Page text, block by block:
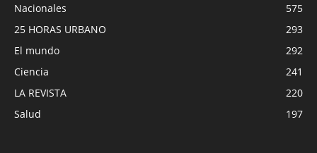
Nacionales
575
25 HORAS URBANO
293
El mundo
292
Ciencia
241
LA REVISTA
220
Salud
197